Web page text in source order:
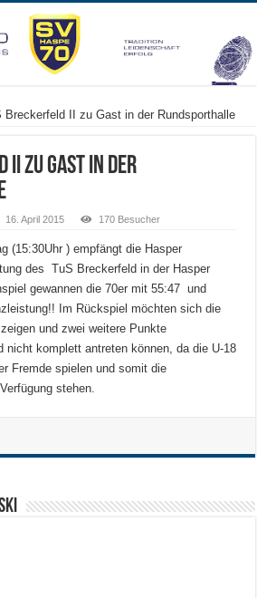
Breckerfeld II zu Gast in der Rundsporthalle
II zu Gast in der
16. April 2015 170 Besucher
(15:30Uhr ) empfängt die Hasper
des TuS Breckerfeld in der Hasper
gewannen die 70er mit 55:47 und
Im Rückspiel möchten sich die
und zwei weitere Punkte
nicht komplett antreten können, da die U-18
Fremde spielen und somit die
stehen.